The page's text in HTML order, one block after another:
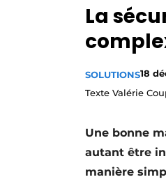
La
SOLUTIONS18
Texte Valérie
Une bonne
autant être
manière